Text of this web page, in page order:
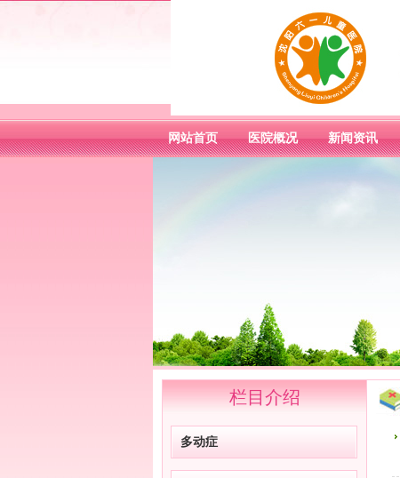
网站首页 医院概况 新闻资讯
栏目介绍
多动症